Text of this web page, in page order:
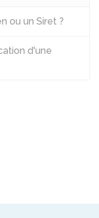
ou un Siret ?
d'une